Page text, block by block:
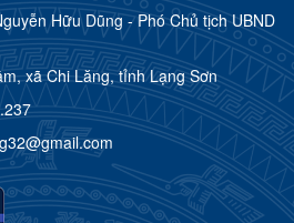
Hữu Dũng - Phó Chủ tịch UBND
xã Chi Lăng, tỉnh Lạng Sơn